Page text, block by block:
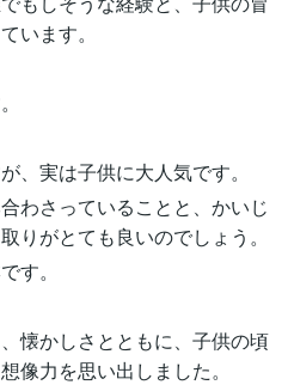
います。
、実は子供に大人気です。
わさっていることと、かいじ
りがとても良いのでしょう。
す。
懐かしさとともに、子供の頃
像力を思い出しました。